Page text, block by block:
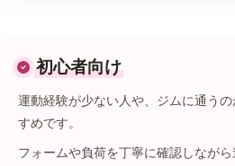
初心者向け
運動経験が少ない人や、ジムに通う
すめです。
フォームや負荷を丁寧に確認しなが